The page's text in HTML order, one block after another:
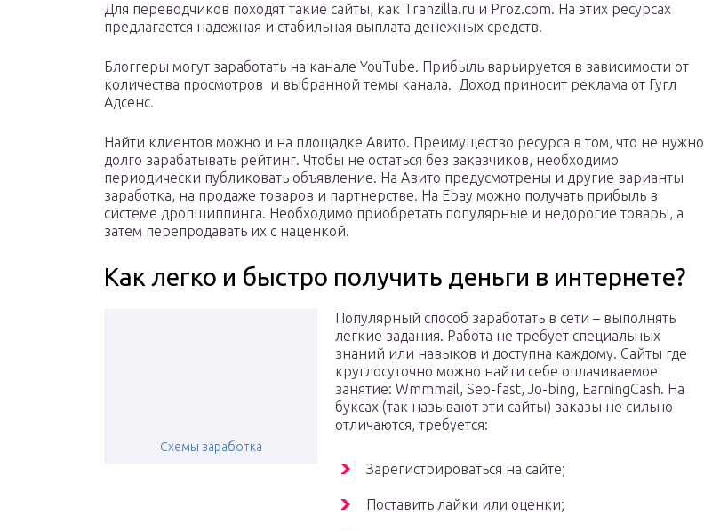
Для переводчиков походят такие сайты, как Tranzilla.ru и Proz.com. На этих ресурсах
предлагается надежная и стабильная выплата денежных средств.
Блоггеры могут заработать на канале YouTube. Прибыль варьируется в зависимости от
количества просмотров и выбранной темы канала. Доход приносит реклама от Гугл
Адсенс.
Найти клиентов можно и на площадке Авито. Преимущество ресурса в том, что не нужно
долго зарабатывать рейтинг. Чтобы не остаться без заказчиков, необходимо
периодически публиковать объявление. На Авито предусмотрены и другие варианты
заработка, на продаже товаров и партнерстве. На Ebay можно получать прибыль в
системе дропшиппинга. Необходимо приобретать популярные и недорогие товары, а
затем перепродавать их с наценкой.
Как легко и быстро получить деньги в интернете?
Схемы заработка
Популярный способ заработать в сети – выполнять
легкие задания. Работа не требует специальных
знаний или навыков и доступна каждому. Сайты где
круглосуточно можно найти себе оплачиваемое
занятие: Wmmmail, Seo-fast, Jo-bing, EarningCash. На
буксах (так называют эти сайты) заказы не сильно
отличаются, требуется:
Зарегистрироваться на сайте;
Поставить лайки или оценки;